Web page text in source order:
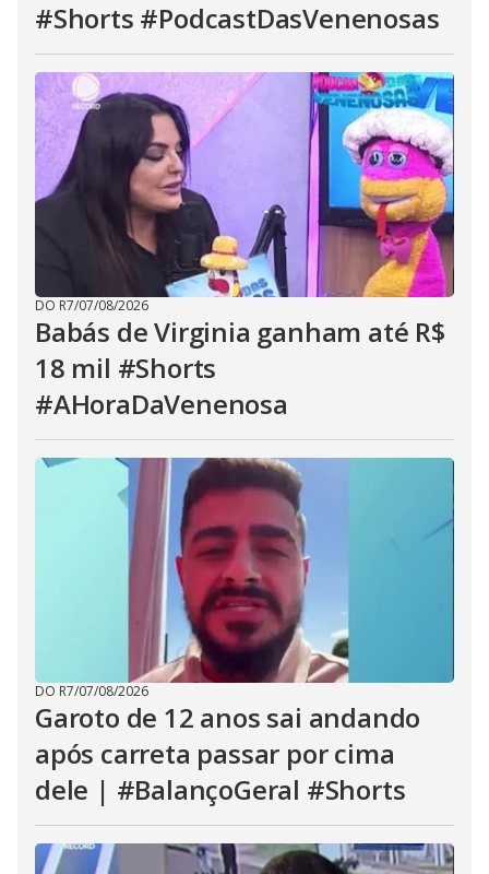
#Shorts #PodcastDasVenenosas
DO R7/07/08/2026
Babás de Virginia ganham até R$
18 mil #Shorts
#AHoraDaVenenosa
DO R7/07/08/2026
Garoto de 12 anos sai andando
após carreta passar por cima
dele | #BalançoGeral #Shorts